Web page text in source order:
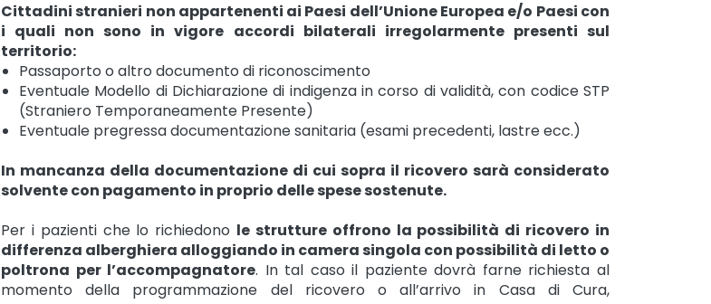
Cittadini stranieri non appartenenti ai Paesi dell’Unione Europea e/o Paesi con
i quali non sono in vigore accordi bilaterali irregolarmente presenti sul
territorio:
Passaporto o altro documento di riconoscimento
Eventuale Modello di Dichiarazione di indigenza in corso di validità, con codice STP
(Straniero Temporaneamente Presente)
Eventuale pregressa documentazione sanitaria (esami precedenti, lastre ecc.)
In mancanza della documentazione di cui sopra il ricovero sarà considerato
solvente con pagamento in proprio delle spese sostenute.
Per i pazienti che lo richiedono le strutture offrono la possibilità di ricovero in
differenza alberghiera alloggiando in camera singola con possibilità di letto o
poltrona per l’accompagnatore. In tal caso il paziente dovrà farne richiesta al
momento della programmazione del ricovero o all’arrivo in Casa di Cura,